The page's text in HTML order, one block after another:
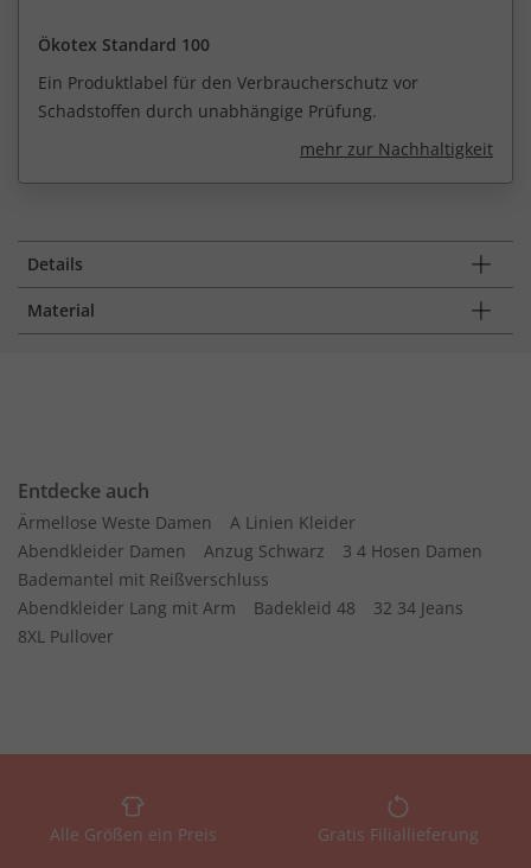
Ökotex Standard 100
Ein Produktlabel für den Verbraucherschutz vor
Schadstoffen durch unabhängige Prüfung.
mehr zur Nachhaltigkeit
Details
Material
Entdecke auch
Ärmellose Weste Damen
A Linien Kleider
Abendkleider Damen
Anzug Schwarz
3 4 Hosen Damen
Bademantel mit Reißverschluss
Abendkleider Lang mit Arm
Badekleid 48
32 34 Jeans
8XL Pullover
Alle Größen ein Preis Gratis Filiallieferung